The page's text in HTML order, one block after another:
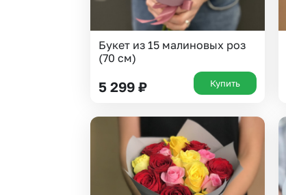
Букет из 15 малиновых роз
(70 см)
5 299 ₽ Купить